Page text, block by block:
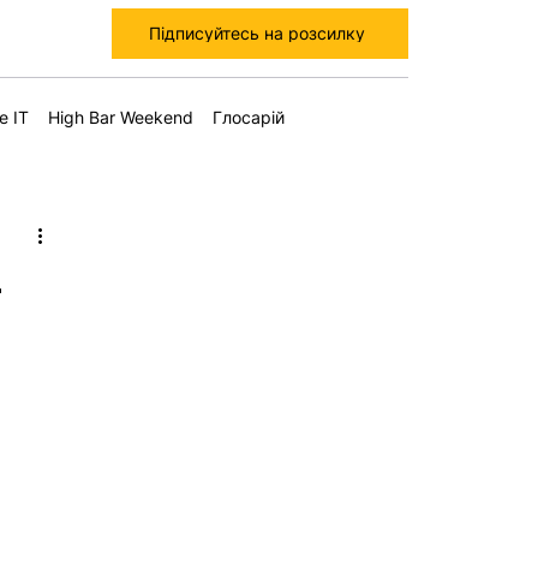
Підписуйтесь на розсилку
IT High Bar Weekend Глосарій